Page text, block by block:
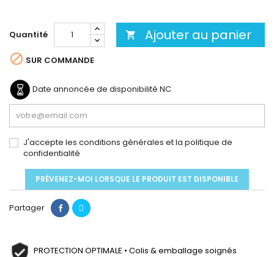
Quantité  Ajouter au panier
 SUR COMMANDE
Date annoncée de disponibilité NC
J'accepte les conditions générales et la politique de
confidentialité
PRÉVENEZ-MOI LORSQUE LE PRODUIT EST DISPONIBLE
Partager
PROTECTION OPTIMALE • Colis & emballage soignés